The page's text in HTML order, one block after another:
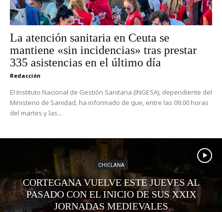
La atención sanitaria en Ceuta se
mantiene «sin incidencias» tras prestar
335 asistencias en el último día
Redacción
El Instituto Nacional de Gestión Sanitaria (INGESA), dependiente del
Ministerio de Sanidad, ha informado de que, entre las 09.00 horas
del martes y las...
CHICLANA
CORTEGANA VUELVE ESTE JUEVES AL
PASADO CON EL INICIO DE SUS XXIX
JORNADAS MEDIEVALES